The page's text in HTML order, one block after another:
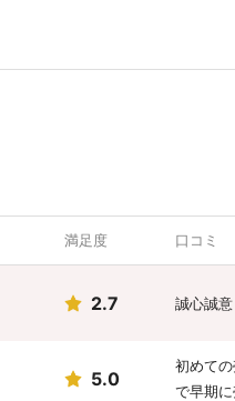
満足度 口コミ
2.7 誠心誠意
5.0
初めて
で早期に